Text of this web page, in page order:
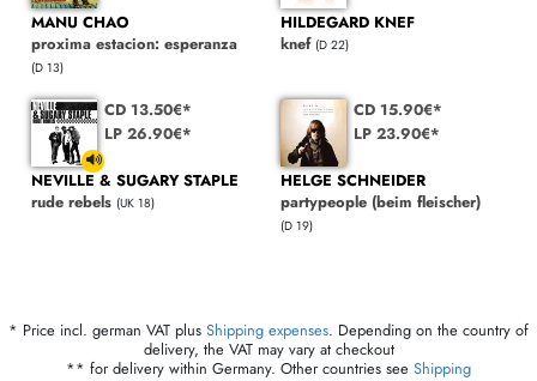
MANU CHAO
proxima estacion: esperanza
(D 13)
HILDEGARD KNEF
knef (D 22)
CD 13.50€*
LP 26.90€*
NEVILLE & SUGARY STAPLE
rude rebels (UK 18)
CD 15.90€*
LP 23.90€*
HELGE SCHNEIDER
partypeople (beim fleischer)
(D 19)
* Price incl. german VAT plus Shipping expenses. Depending on the country of
delivery, the VAT may vary at checkout
** for delivery within Germany. Other countries see Shipping